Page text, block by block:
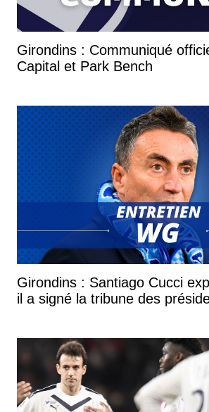
Girondins : Communiqué
Capital et Park Bench
Girondins : Santiago Cucci
il a signé la tribune des